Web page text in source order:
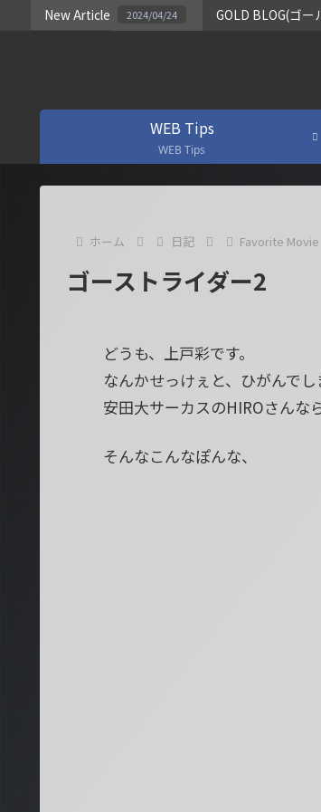
New Article 2024/04/24 GOLD BLOG(ゴ
WEB Tips
WEB Tips
ホーム 日記 Favorite Movie
ゴーストライダー2
どうも、上戸彩です。
なんかせっけぇと、ひがんで
安田大サーカスのHIROさんな
そんなこんなぽんな、